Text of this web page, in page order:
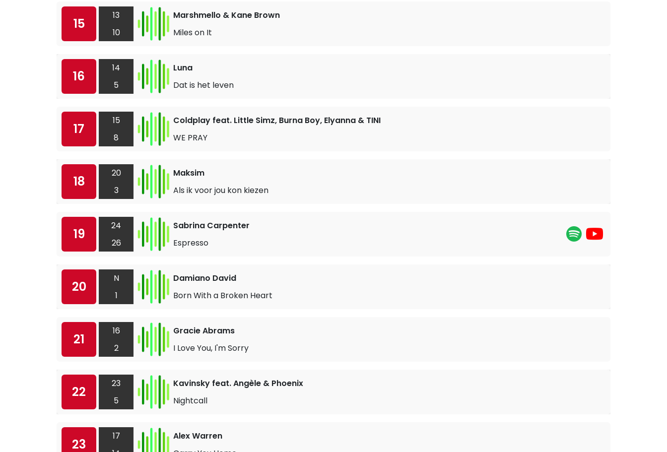
15
13
10
Marshmello & Kane Brown
Miles on It
16
14
5
Luna
Dat is het leven
17
15
8
Coldplay feat. Little Simz, Burna Boy, Elyanna & TINI
WE PRAY
18
20
3
Maksim
Als ik voor jou kon kiezen
19
24
26
Sabrina Carpenter
Espresso
20
N
1
Damiano David
Born With a Broken Heart
21
16
2
Gracie Abrams
I Love You, I'm Sorry
22
23
5
Kavinsky feat. Angèle & Phoenix
Nightcall
23
17
Alex Warren